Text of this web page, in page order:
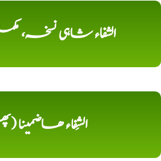
الشفاء شاہی نسخہ،
الشِفاء ھاضمینا